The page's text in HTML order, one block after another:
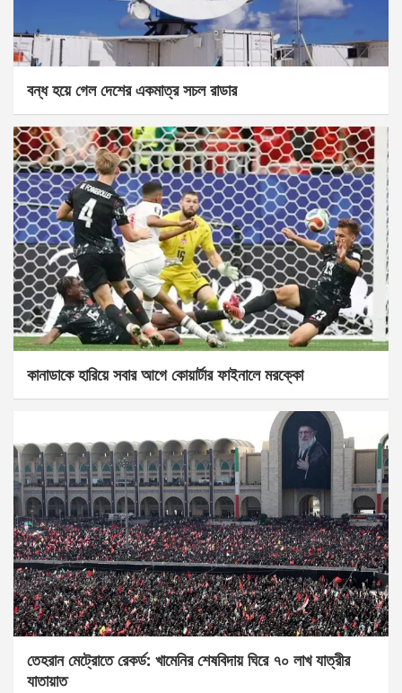
বন্ধ হয়ে গেল দেশের একমাত্র সচল রাডার
কানাডাকে হারিয়ে সবার আগে কোয়ার্টার ফাইনালে মরক্কো
তেহরান মেট্রোতে রেকর্ড: খামেনির শেষবিদায় ঘিরে ৭০ লাখ যাত্রীর
যাতায়াত